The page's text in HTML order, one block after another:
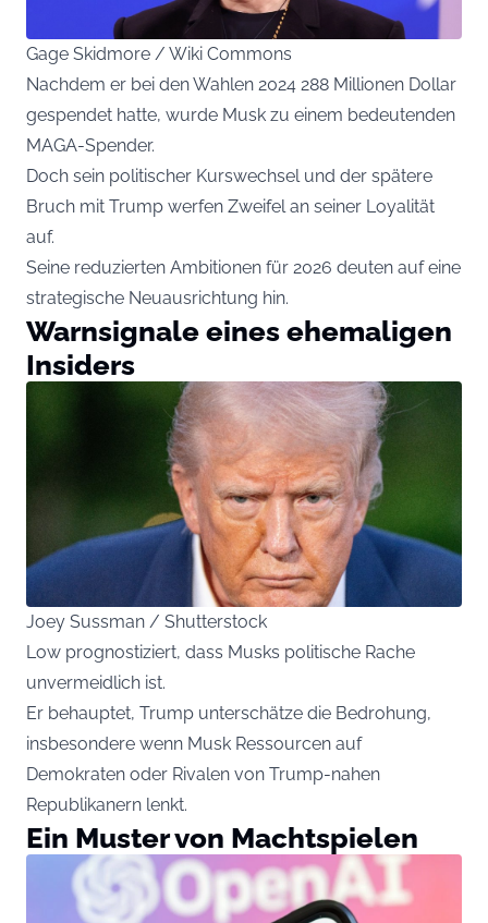
Gage Skidmore / Wiki Commons
Nachdem er bei den Wahlen 2024 288 Millionen Dollar
gespendet hatte, wurde Musk zu einem bedeutenden
MAGA-Spender.
Doch sein politischer Kurswechsel und der spätere
Bruch mit Trump werfen Zweifel an seiner Loyalität
auf.
Seine reduzierten Ambitionen für 2026 deuten auf eine
strategische Neuausrichtung hin.
Warnsignale eines ehemaligen
Insiders
Joey Sussman / Shutterstock
Low prognostiziert, dass Musks politische Rache
unvermeidlich ist.
Er behauptet, Trump unterschätze die Bedrohung,
insbesondere wenn Musk Ressourcen auf
Demokraten oder Rivalen von Trump-nahen
Republikanern lenkt.
Ein Muster von Machtspielen